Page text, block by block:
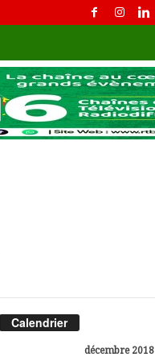
Calendrier
décembre 2018